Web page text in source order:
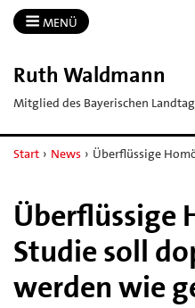
MENÜ
Ruth Waldmann
Mitglied des Bayerischen
Start › News › Überflüssige
Überflüssige
Studie soll
werden wie